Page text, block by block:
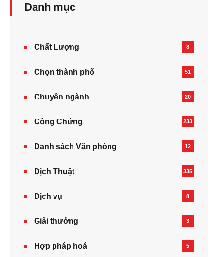
Danh mục
Chất Lượng 8
Chọn thành phố 51
Chuyên ngành 20
Công Chứng 233
Danh sách Văn phòng 12
Dịch Thuật 335
Dịch vụ 8
Giải thưởng 3
Hợp pháp hoá 5